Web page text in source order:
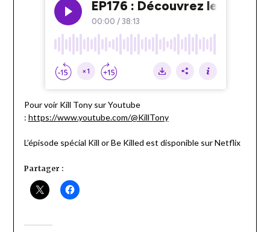
Pour voir Kill Tony sur Youtube
: https://www.youtube.com/@KillTony
L’épisode spécial Kill or Be Killed est disponible sur Netflix
Partager :